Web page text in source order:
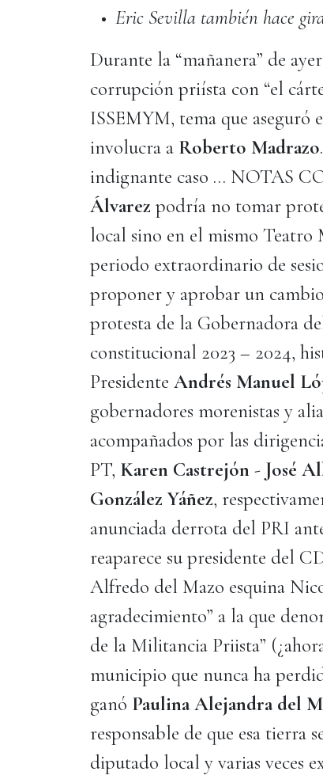
Eric Sevilla también hace
Durante la “mañanera” de
corrupción priísta con “el
ISSEMYM, tema que aseguró
involucra a Roberto Madrazo
indignante caso … NOTAS
Álvarez podría no tomar
local sino en el mismo Teatro
periodo extraordinario de
proponer y aprobar un
protesta de la Gobernadora
constitucional 2023 – 2024,
Presidente Andrés Manuel
gobernadores morenistas y
acompañados por las
PT, Karen Castrejón - José
González Yáñez,
anunciada derrota del PRI
reaparece su presidente del
Alfredo del Mazo esquina
agradecimiento” a la que
de la Militancia Priista”
municipio que nunca ha
ganó Paulina Alejandra del
responsable de que esa tierra
diputado local y varias veces